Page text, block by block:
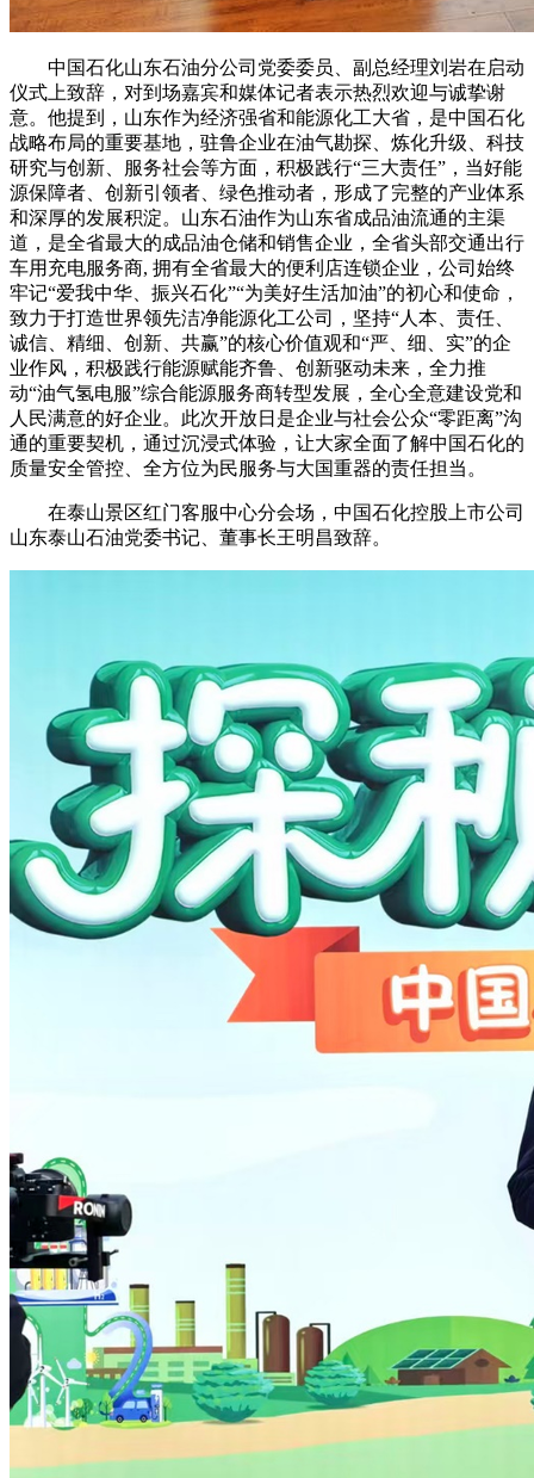
中国石化山东石油分公司党委委员、副总经理刘岩在启动
仪式上致辞，对到场嘉宾和媒体记者表示热烈欢迎与诚挚谢
意。他提到，山东作为经济强省和能源化工大省，是中国石化
战略布局的重要基地，驻鲁企业在油气勘探、炼化升级、科技
研究与创新、服务社会等方面，积极践行“三大责任”，当好能
源保障者、创新引领者、绿色推动者，形成了完整的产业体系
和深厚的发展积淀。山东石油作为山东省成品油流通的主渠
道，是全省最大的成品油仓储和销售企业，全省头部交通出行
车用充电服务商, 拥有全省最大的便利店连锁企业，公司始终
牢记“爱我中华、振兴石化”“为美好生活加油”的初心和使命，
致力于打造世界领先洁净能源化工公司，坚持“人本、责任、
诚信、精细、创新、共赢”的核心价值观和“严、细、实”的企
业作风，积极践行能源赋能齐鲁、创新驱动未来，全力推
动“油气氢电服”综合能源服务商转型发展，全心全意建设党和
人民满意的好企业。此次开放日是企业与社会公众“零距离”沟
通的重要契机，通过沉浸式体验，让大家全面了解中国石化的
质量安全管控、全方位为民服务与大国重器的责任担当。
在泰山景区红门客服中心分会场，中国石化控股上市公司
山东泰山石油党委书记、董事长王明昌致辞。